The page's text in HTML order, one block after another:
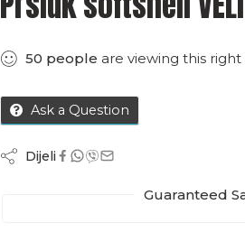
50 people are viewing this
Ask a Question
Dijeli
Guaranteed